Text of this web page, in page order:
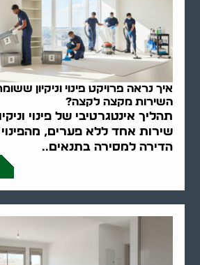
איך נראה פרויקט פינוי וניקיון
השירות מקצה לקצה?
תהליך אינטגרטיבי של פינוי
שירות אחד ללא פערים,
הדירה למסירה בתנאים..